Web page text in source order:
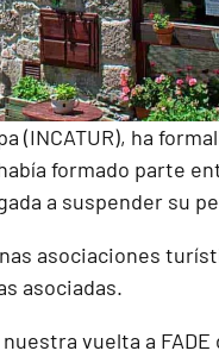
(INCATUR), ha
formado parte
a suspender su
asociaciones
asociadas.
vuelta a FADE